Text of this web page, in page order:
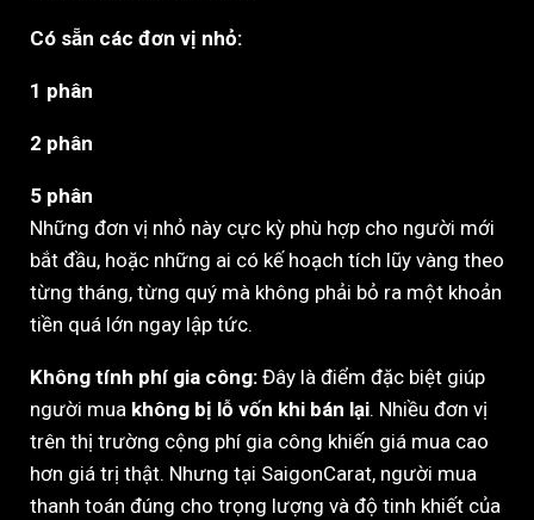
Có sẵn các đơn vị nhỏ:
1 phân
2 phân
5 phân
Những đơn vị nhỏ này cực kỳ phù hợp cho người mới
bắt đầu, hoặc những ai có kế hoạch tích lũy vàng theo
từng tháng, từng quý mà không phải bỏ ra một khoản
tiền quá lớn ngay lập tức.
Không tính phí gia công: Đây là điểm đặc biệt giúp
người mua không bị lỗ vốn khi bán lại. Nhiều đơn vị
trên thị trường cộng phí gia công khiến giá mua cao
hơn giá trị thật. Nhưng tại SaigonCarat, người mua
thanh toán đúng cho trọng lượng và độ tinh khiết của